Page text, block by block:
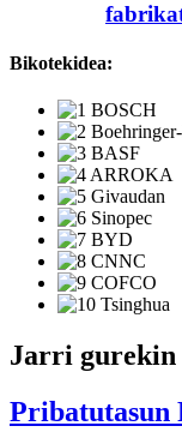
Bikotekidea:
Jarri gurekin
Pribatutasun